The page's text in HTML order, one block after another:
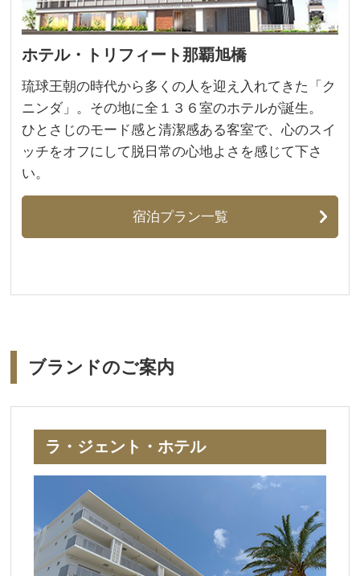
ホテル・トリフィート那覇旭橋
琉球王朝の時代から多くの人を迎え入れてきた「ク
ニンダ」。その地に全１３６室のホテルが誕生。
ひとさじのモード感と清潔感ある客室で、心のスイ
ッチをオフにして脱日常の心地よさを感じて下さ
い。
宿泊プラン一覧
ブランドのご案内
ラ・ジェント・ホテル